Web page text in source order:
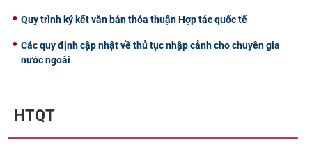
Quy trình ký kết văn bản thỏa thuận Hợp tác quốc tế
Các quy định cập nhật về thủ tục nhập cảnh cho chuyên gia
nước ngoài
HTQT